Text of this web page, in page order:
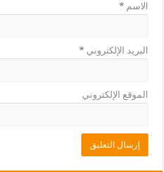
الاسم*
البريد الإلكتروني*
الموقع الإلكتروني